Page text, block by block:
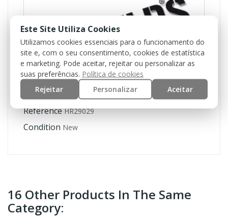
Reference HR29029
Condition New
16 Other Products In The Same
Category:
Este Site Utiliza Cookies
Utilizamos cookies essenciais para o funcionamento do
site e, com o seu consentimento, cookies de estatística
e marketing. Pode aceitar, rejeitar ou personalizar as
suas preferências. Política de cookies
Rejeitar
Personalizar Aceitar